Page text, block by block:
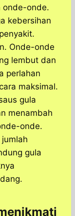
onde-onde.
kebersihan
Onde-onde
lembut dan
perlahan
maksimal.
gula
menambah
onde.
gula